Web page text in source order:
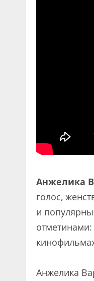
Анжелика
голос,
и
Анжелика